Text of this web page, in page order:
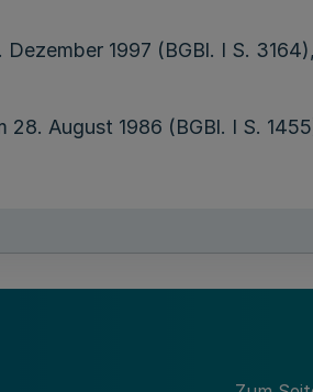
1997 (BGBl. I S.
28. August 1986 (BGBl. I S.
geändert durch Artikel 5